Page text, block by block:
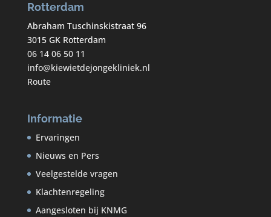
Rotterdam
Abraham Tuschinskistraat 96
3015 GK Rotterdam
06 14 06 50 11
info@kiewietdejongekliniek.nl
Route
Informatie
Ervaringen
Nieuws en Pers
Veelgestelde vragen
Klachtenregeling
Aangesloten bij KNMG